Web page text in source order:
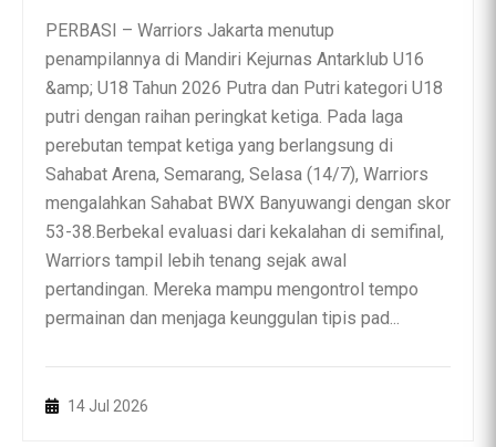
PERBASI – Warriors Jakarta menutup
penampilannya di Mandiri Kejurnas Antarklub U16
&amp; U18 Tahun 2026 Putra dan Putri kategori U18
putri dengan raihan peringkat ketiga. Pada laga
perebutan tempat ketiga yang berlangsung di
Sahabat Arena, Semarang, Selasa (14/7), Warriors
mengalahkan Sahabat BWX Banyuwangi dengan skor
53-38.Berbekal evaluasi dari kekalahan di semifinal,
Warriors tampil lebih tenang sejak awal
pertandingan. Mereka mampu mengontrol tempo
permainan dan menjaga keunggulan tipis pad...
14 Jul 2026